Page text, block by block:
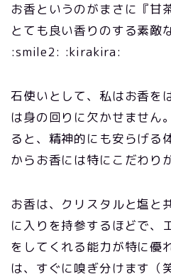
お香というのがまさに『甘
とても良い香りのする素敵
:smile2: :kirakira:
石使いとして、私はお香を
は身の回りに欠かせませ
ると、精神的にも安らげる
からお香には特にこだわり
お香は、クリスタルと塩と
に入りを持参するほどで、
をしてくれる能力が特に優
は、すぐに嗅ぎ分けます（